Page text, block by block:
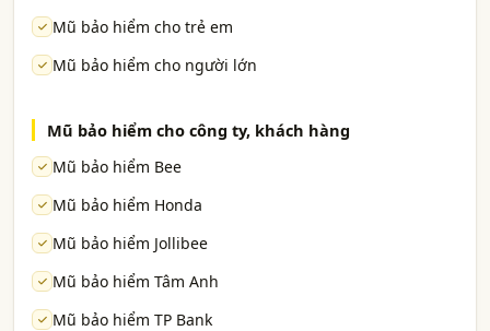
Mũ bảo hiểm cho trẻ em
Mũ bảo hiểm cho người lớn
Mũ bảo hiểm cho công ty, khách hàng
Mũ bảo hiểm Bee
Mũ bảo hiểm Honda
Mũ bảo hiểm Jollibee
Mũ bảo hiểm Tâm Anh
Mũ bảo hiểm TP Bank